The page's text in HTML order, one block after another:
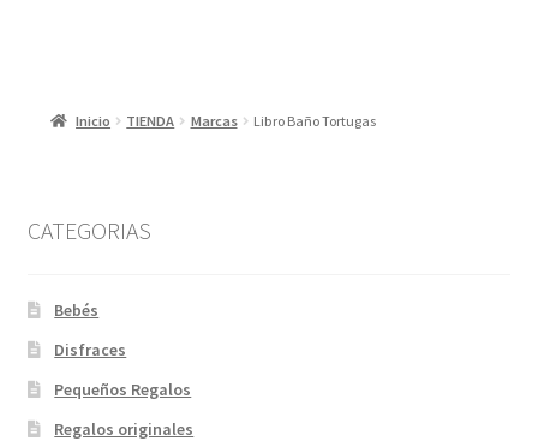
Inicio TIENDA Marcas Libro Baño Tortugas
CATEGORIAS
Bebés
Disfraces
Pequeños Regalos
Regalos originales